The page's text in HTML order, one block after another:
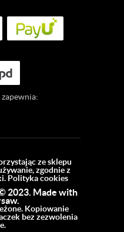
ze sklepu
zgodnie z
Polityka cookies
2023. Made with
Kopiowanie
bez zezwolenia